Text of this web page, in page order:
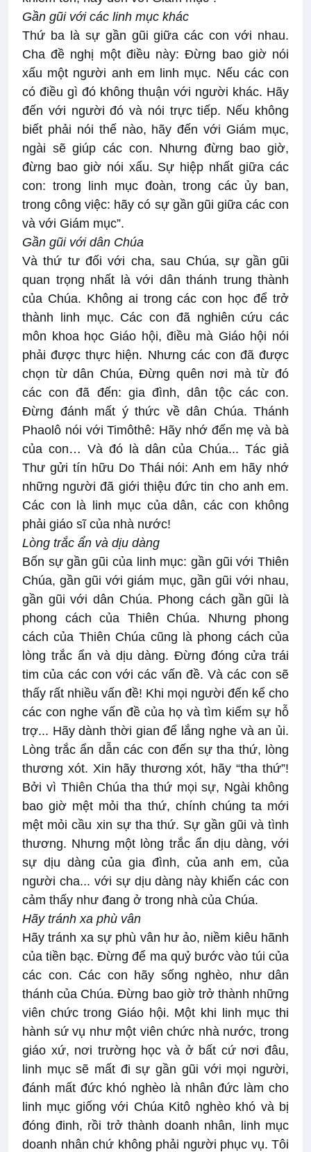
Gần gũi với các linh mục khác
Thứ ba là sự gần gũi giữa các con với nhau.
Cha đề nghị một điều này: Đừng bao giờ nói
xấu một người anh em linh mục. Nếu các con
có điều gì đó không thuận với người khác. Hãy
đến với người đó và nói trực tiếp. Nếu không
biết phải nói thế nào, hãy đến với Giám mục,
ngài sẽ giúp các con. Nhưng đừng bao giờ,
đừng bao giờ nói xấu. Sự hiệp nhất giữa các
con: trong linh mục đoàn, trong các ủy ban,
trong công việc: hãy có sự gần gũi giữa các con
và với Giám mục”.
Gần gũi với dân Chúa
Và thứ tư đối với cha, sau Chúa, sự gần gũi
quan trọng nhất là với dân thánh trung thành
của Chúa. Không ai trong các con học để trở
thành linh mục. Các con đã nghiên cứu các
môn khoa học Giáo hội, điều mà Giáo hội nói
phải được thực hiện. Nhưng các con đã được
chọn từ dân Chúa, Đừng quên nơi mà từ đó
các con đã đến: gia đình, dân tộc các con.
Đừng đánh mất ý thức về dân Chúa. Thánh
Phaolô nói với Timôthê: Hãy nhớ đến mẹ và bà
của con… Và đó là dân của Chúa... Tác giả
Thư gửi tín hữu Do Thái nói: Anh em hãy nhớ
những người đã giới thiệu đức tin cho anh em.
Các con là linh mục của dân, các con không
phải giáo sĩ của nhà nước!
Lòng trắc ẩn và dịu dàng
Bốn sự gần gũi của linh mục: gần gũi với Thiên
Chúa, gần gũi với giám mục, gần gũi với nhau,
gần gũi với dân Chúa. Phong cách gần gũi là
phong cách của Thiên Chúa. Nhưng phong
cách của Thiên Chúa cũng là phong cách của
lòng trắc ẩn và dịu dàng. Đừng đóng cửa trái
tim của các con với các vấn đề. Và các con sẽ
thấy rất nhiều vấn đề! Khi mọi người đến kể cho
các con nghe vấn đề của họ và tìm kiếm sự hỗ
trợ... Hãy dành thời gian để lắng nghe và an ủi.
Lòng trắc ẩn dẫn các con đến sự tha thứ, lòng
thương xót. Xin hãy thương xót, hãy “tha thứ”!
Bởi vì Thiên Chúa tha thứ mọi sự, Ngài không
bao giờ mệt mỏi tha thứ, chính chúng ta mới
mệt mỏi cầu xin sự tha thứ. Sự gần gũi và tình
thương. Nhưng một lòng trắc ẩn dịu dàng, với
sự dịu dàng của gia đình, của anh em, của
người cha... với sự dịu dàng này khiến các con
cảm thấy như đang ở trong nhà của Chúa.
Hãy tránh xa phù vân
Hãy tránh xa sự phù vân hư ảo, niềm kiêu hãnh
của tiền bạc. Đừng để ma quỷ bước vào túi của
các con. Các con hãy sống nghèo, như dân
thánh của Chúa. Đừng bao giờ trở thành những
viên chức trong Giáo hội. Một khi linh mục thi
hành sứ vụ như một viên chức nhà nước, trong
giáo xứ, nơi trường học và ở bất cứ nơi đâu,
linh mục sẽ mất đi sự gần gũi với mọi người,
đánh mất đức khó nghèo là nhân đức làm cho
linh mục giống với Chúa Kitô nghèo khó và bị
đóng đinh, rồi trở thành doanh nhân, linh mục
doanh nhân chứ không phải người phục vụ. Tôi